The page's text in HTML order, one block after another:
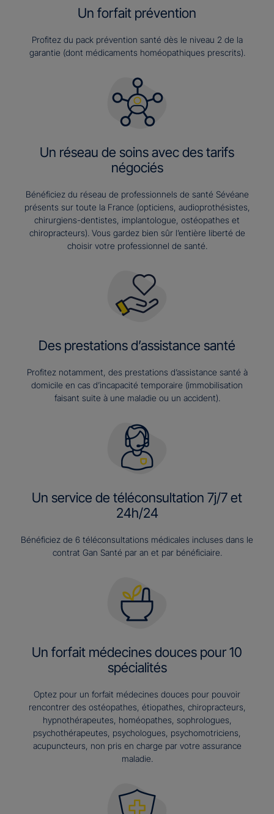
Un forfait prévention
Profitez du pack prévention santé dès le niveau 2 de la
garantie (dont médicaments homéopathiques prescrits).
Un réseau de soins avec des tarifs
négociés
Bénéficiez du réseau de professionnels de santé Sévéane
présents sur toute la France (opticiens, audioprothésistes,
chirurgiens-dentistes, implantologue, ostéopathes et
chiropracteurs). Vous gardez bien sûr l’entière liberté de
choisir votre professionnel de santé.
Des prestations d’assistance santé
Profitez notamment, des prestations d’assistance santé à
domicile en cas d’incapacité temporaire (immobilisation
faisant suite à une maladie ou un accident).
Un service de téléconsultation 7j/7 et
24h/24
Bénéficiez de 6 téléconsultations médicales incluses dans le
contrat Gan Santé par an et par bénéficiaire.
Un forfait médecines douces pour 10
spécialités
Optez pour un forfait médecines douces pour pouvoir
rencontrer des ostéopathes, étiopathes, chiropracteurs,
hypnothérapeutes, homéopathes, sophrologues,
psychothérapeutes, psychologues, psychomotriciens,
acupuncteurs, non pris en charge par votre assurance
maladie.